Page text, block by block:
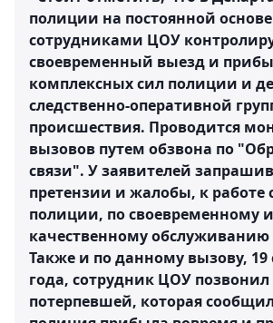
полиции на постоянной основе
сотрудниками ЦОУ
своевременный выезд и
комплексных сил полиции и
следственно-оперативной
происшествия. Проводится
вызовов путем обзвона по
связи". У заявителей
претензии и жалобы, к работе
полиции, по своевременному и
качественному
Также и по данному вызову, 19
года, сотрудник ЦОУ позвонил
потерпевшей, которая